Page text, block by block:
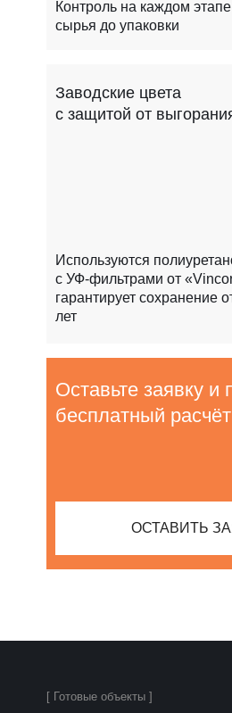
Используются
с УФ-фильтрами от
гарантирует сохранение
лет
Заводские цвета
с защитой от
Контроль на каждом
сырья до упаковки
ОСТАВИТЬ
Оставьте заявку и
бесплатный расчёт
[ Готовые объекты ]